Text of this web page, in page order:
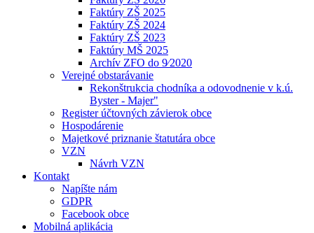
Faktúry ZŠ 2025
Faktúry ZŠ 2024
Faktúry ZŠ 2023
Faktúry MŠ 2025
Archív ZFO do 9⁄2020
Verejné obstarávanie
Rekonštrukcia chodníka a odovodnenie v k.ú.
Byster - Majer"
Register účtovných závierok obce
Hospodárenie
Majetkové priznanie štatutára obce
VZN
Návrh VZN
Kontakt
Napíšte nám
GDPR
Facebook obce
Mobilná aplikácia